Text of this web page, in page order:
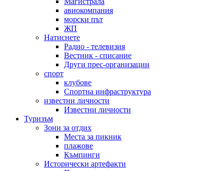
авиокомпания
морски път
ЖП
Натиснете
Радио - телевизия
Вестник - списание
Други прес-организации
спорт
клубове
Спортна инфраструктура
известни личности
Известни личности
Туризъм
Зони за отдих
Места за пикник
плажове
Къмпинги
Исторически артефакти